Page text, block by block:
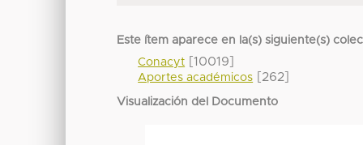
Este ítem aparece en la(s) siguiente(s)
Conacyt [10019]
Aportes académicos [262]
Visualización del Documento